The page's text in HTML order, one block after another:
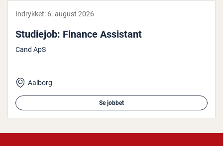
Indrykket: 6. august 2026
Studiejob: Finance Assistant
Cand ApS
Aalborg
Se jobbet